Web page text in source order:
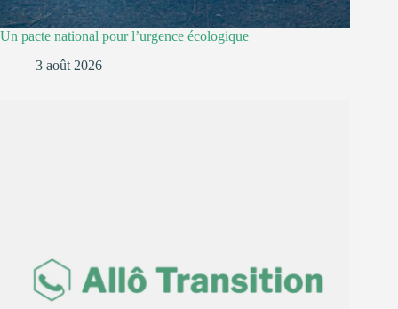
Un pacte national pour l’urgence écologique
3 août 2026